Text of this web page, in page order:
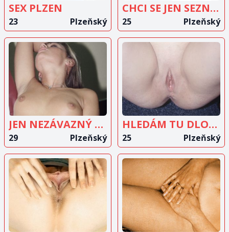
SEX PLZEN
23 Plzeňský
CHCI SE JEN SEZNÁMIT
25 Plzeňský
ZOBRAZIT
INZERÁT
JEN NEZÁVAZNÝ STYK
29 Plzeňský
ZOBRAZIT
INZERÁT
HLEDÁM TU DLOUHODOBÉHO MILENCE
25 Plzeňský
ZOBRAZIT
INZERÁT
ZOBRAZIT
INZERÁT